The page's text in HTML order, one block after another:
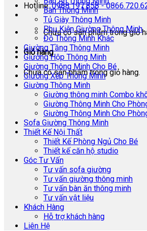
Hotline:0988.197.858 -
Chưa có sản phẩm trong giỏ
Giỏ hàng
Chưa có sản phẩm trong giỏ hàng.
Bàn Thông Minh
Tủ Giày Thông Minh
Phụ Kiện Giường Thông Minh
Đồ Thông Minh Khác
Giường Tầng Thông Minh
Giường Hộp Thông Minh
Giường Thông Minh Cho Bé
Giường Xếp Thông Minh
Giường Thông Minh
Giường thông minh Combo
Giường Thông Minh Cho
Giường Thông Minh Cho
Sofa Giường Thông Minh
Thiết Kế Nội Thất
Thiết Kế Phòng Ngủ Cho Bé
Thiết kế căn hộ studio
Góc Tư Vấn
Tư vấn sofa giường
Tư vấn giường thông minh
Tư vấn bàn ăn thông minh
Tư vấn vật liệu
Khách Hàng
Hỗ trợ khách hàng
Liên Hệ